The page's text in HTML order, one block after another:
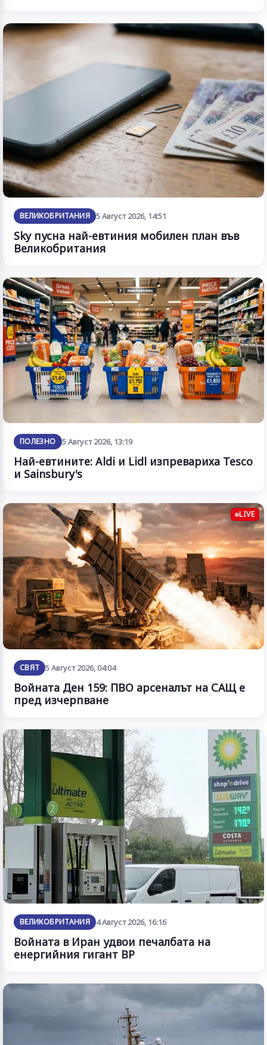
ВЕЛИКОБРИТАНИЯ 5 Август 2026, 14:51
Sky пусна най-евтиния мобилен план във
Великобритания
ПОЛЕЗНО 5 Август 2026, 13:19
Най-евтините: Aldi и Lidl изпревариха Tesco
и Sainsbury's
LIVE
СВЯТ 5 Август 2026, 04:04
Войната Ден 159: ПВО арсеналът на САЩ е
пред изчерпване
ВЕЛИКОБРИТАНИЯ 4 Август 2026, 16:16
Войната в Иран удвои печалбата на
енергийния гигант BP